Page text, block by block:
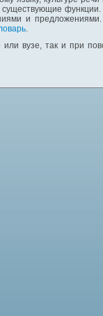
и
.
вузе, так и при